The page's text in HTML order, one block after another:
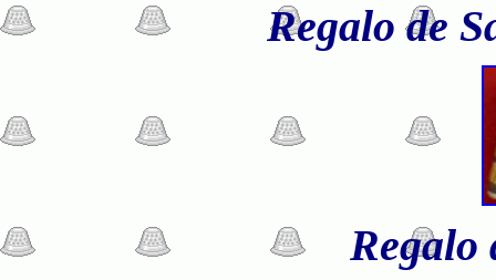
Regalo de
Regalo